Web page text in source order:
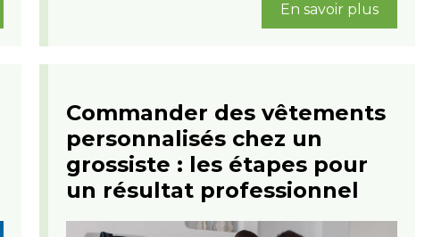
En savoir plus
Commander des vêtements
personnalisés chez un
grossiste : les étapes pour
un résultat professionnel